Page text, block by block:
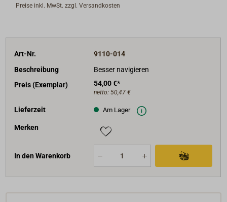
Preise inkl. MwSt. zzgl. Versandkosten
Art-Nr.
9110-014
Beschreibung
Besser navigieren
Preis (Exemplar)
54,00 €*
netto: 50,47 €
Lieferzeit Am Lager
Merken
In den Warenkorb